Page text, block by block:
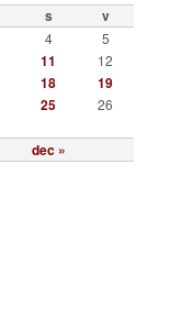
s v
dec »
4
5
11
12
18
19
25 26